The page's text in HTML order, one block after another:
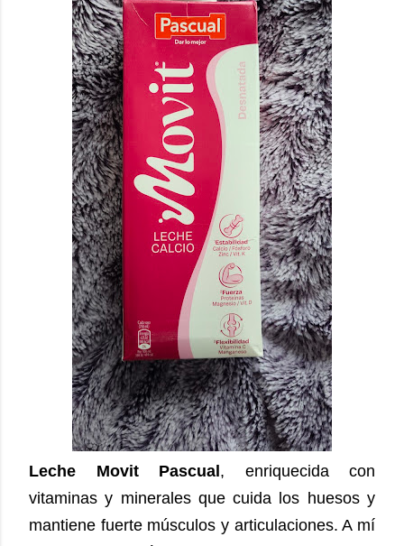
Leche Movit Pascual , enriquecida con
vitaminas y minerales que cuida los huesos y
mantiene fuerte músculos y articulaciones. A mí